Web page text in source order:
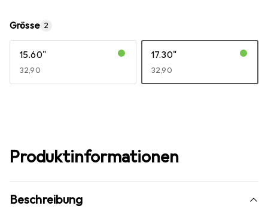
Grösse 2
15.60"
EUR
32,90
17.30"
EUR
32,90
Produktinformationen
Beschreibung